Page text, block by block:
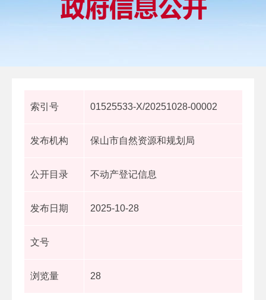
索引号 01525533-X/20251028-00002
发布机构 保山市自然资源和规划局
公开目录 不动产登记信息
发布日期 2025-10-28
文号
浏览量 28